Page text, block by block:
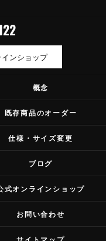
ンショップ
概念
既存商品のオーダー
仕様・サイズ変更
ブログ
式オンラインショップ
お問い合わせ
サイトマップ